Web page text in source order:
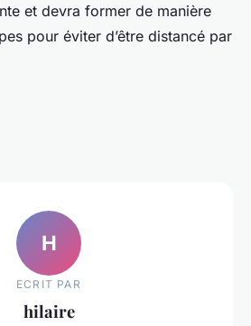
et devra former de manière
pour éviter d’être distancé par
H
ECRIT PAR
hilaire